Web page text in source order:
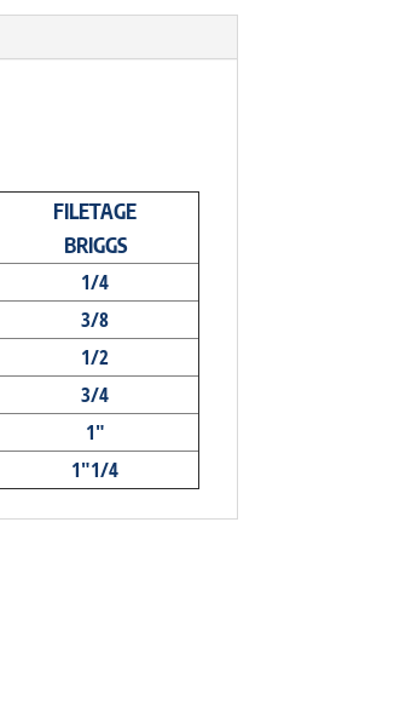
FILETAGE
BRIGGS
1/4
3/8
1/2
3/4
1"
1"1/4